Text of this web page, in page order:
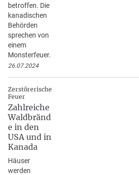
betroffen. Die
kanadischen
Behörden
sprechen von
einem
Monsterfeuer.
26.07.2024
Zerstörerische
Feuer
Zahlreiche
Waldbränd
e in den
USA und in
Kanada
Häuser
werden